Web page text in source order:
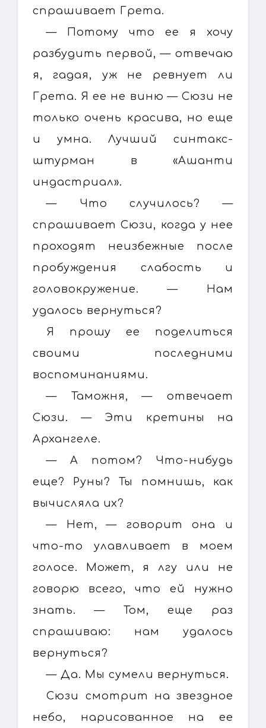
спрашивает Грета.
— Потому что ее я хочу
разбудить первой, — отвечаю
я, гадая, уж не ревнует ли
Грета. Я ее не виню — Сюзи не
только очень красива, но еще
и умна. Лучший синтакс-
штурман в «Ашанти
индастриал».
— Что случилось? —
спрашивает Сюзи, когда у нее
проходят неизбежные после
пробуждения слабость и
головокружение. — Нам
удалось вернуться?
Я прошу ее поделиться
своими последними
воспоминаниями.
— Таможня, — отвечает
Сюзи. — Эти кретины на
Архангеле.
— А потом? Что-нибудь
еще? Руны? Ты помнишь, как
вычисляла их?
— Нет, — говорит она и
что-то улавливает в моем
голосе. Может, я лгу или не
говорю всего, что ей нужно
знать. — Том, еще раз
спрашиваю: нам удалось
вернуться?
— Да. Мы сумели вернуться.
Сюзи смотрит на звездное
небо, нарисованное на ее